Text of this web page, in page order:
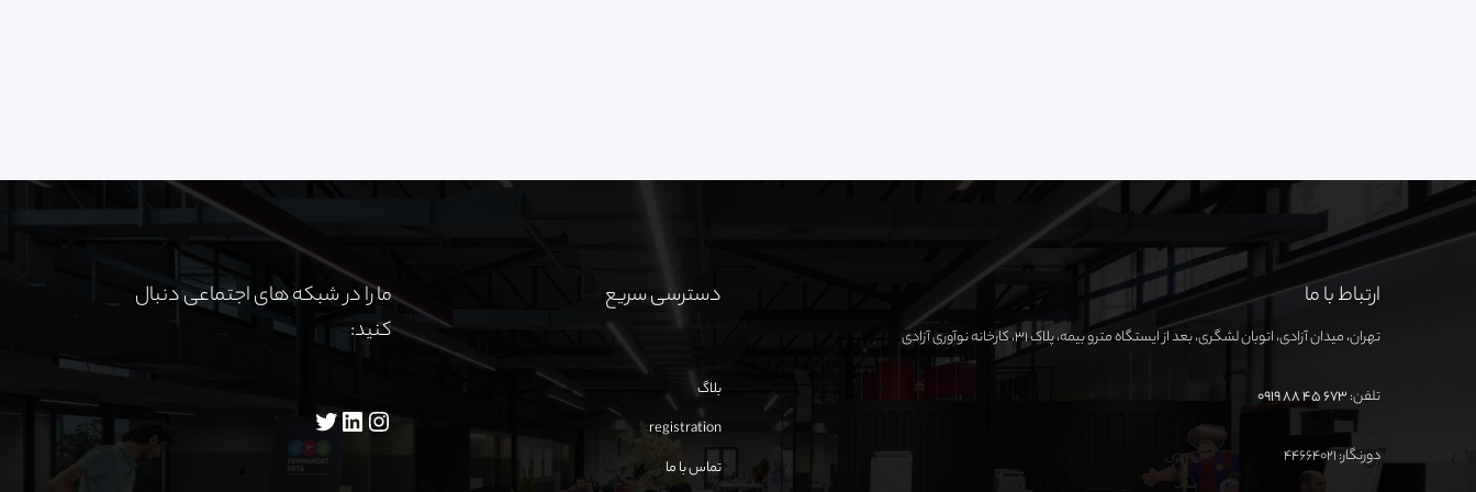
ارتباط با ما
تهران، میدان آزادی، اتوبان لشگری، بعد از ایستگاه مترو بیمه، پلاک ۳۱، کارخانه نوآوری آزادی
تلفن:673 45 88 0919
دورنگار: ۴۴۶۶۴۰۲۱
دسترسی سریع
بلاگ
registration
تماس با ما
ما را در شبکه های اجتماعی دنبال
کنید: